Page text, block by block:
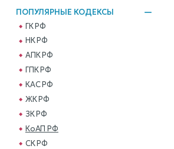
ПОПУЛЯРНЫЕ КОДЕКСЫ
ГК РФ
НК РФ
АПК РФ
ГПК РФ
КАС РФ
ЖК РФ
ЗК РФ
КоАП РФ
СК РФ